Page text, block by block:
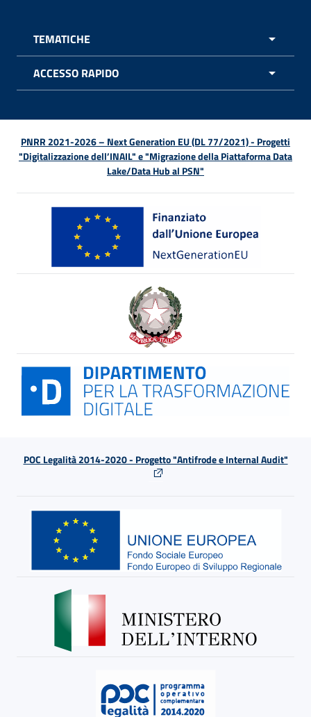
TEMATICHE
ACCESSO RAPIDO
PNRR 2021-2026 – Next Generation EU (DL 77/2021) - Progetti
"Digitalizzazione dell’INAIL" e "Migrazione della Piattaforma Data
Lake/Data Hub al PSN"
POC Legalità 2014-2020 - Progetto "Antifrode e Internal Audit"